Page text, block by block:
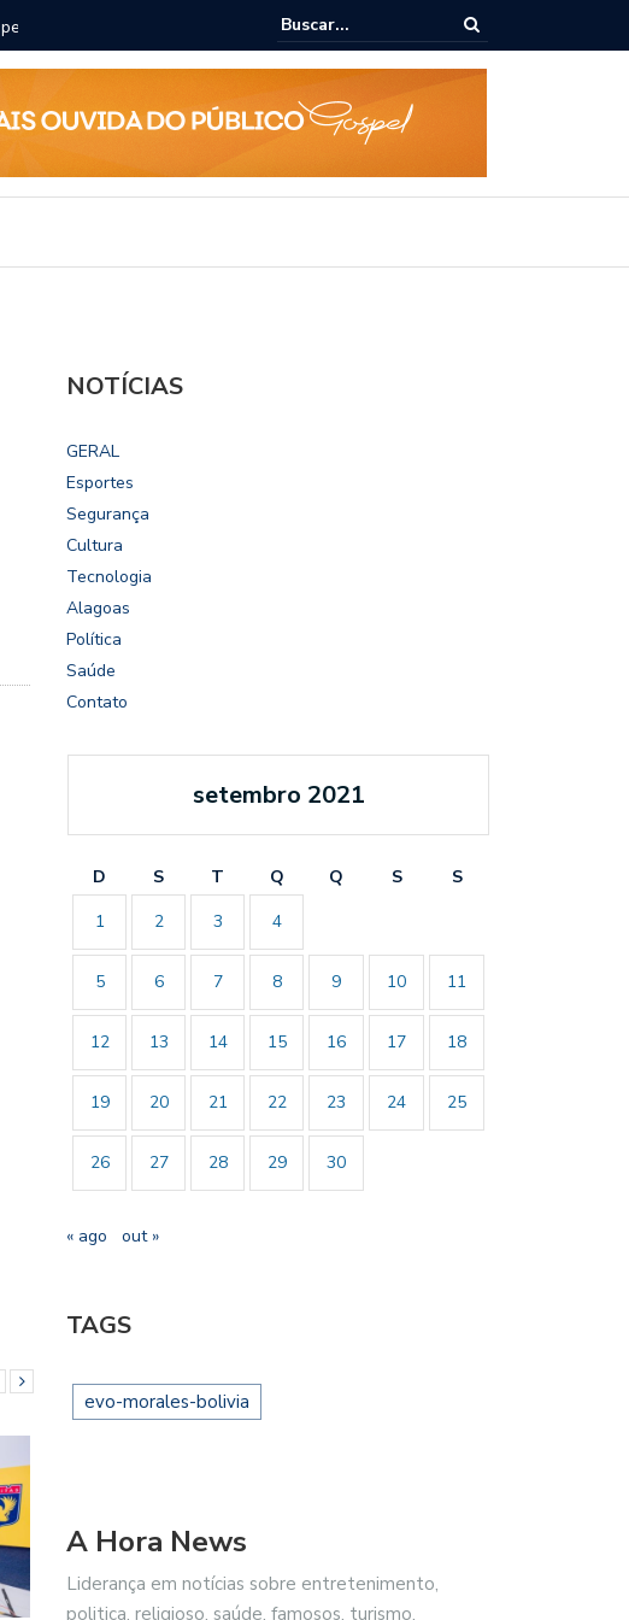
Câmara dialoga com UFAL e Faculdade de Coimbra sobre parcerias para
Legislativo
NOTÍCIAS
GERAL
Esportes
Segurança
Cultura
Tecnologia
Alagoas
Política
Saúde
Contato
setembro 2021
D S T Q Q S
S
1
2 3 4
5 6 7 8 9 10 11
12 13 14 15 16 17 18
19 20 21 22 23 24 25
26 27 28 29 30
« ago out »
TAGS
evo-morales-bolivia
A Hora News
Liderança em notícias sobre entretenimento,
politica, religioso, saúde, famosos, turismo,